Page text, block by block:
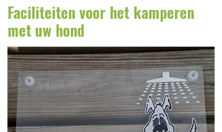
Faciliteiten voor het kamperen
met uw hond